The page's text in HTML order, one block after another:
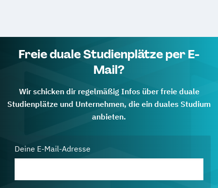
Freie duale Studienplätze per E-
Mail?
Wir schicken dir regelmäßig Infos über freie duale
Studienplätze und Unternehmen, die ein duales Studium
anbieten.
Deine E-Mail-Adresse